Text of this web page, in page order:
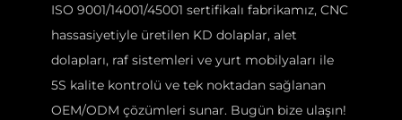
ISO 9001/14001/45001 sertifikalı fabrikamız, CNC
hassasiyetiyle üretilen KD dolaplar, alet
dolapları, raf sistemleri ve yurt mobilyaları ile
5S kalite kontrolü ve tek noktadan sağlanan
OEM/ODM çözümleri sunar. Bugün bize ulaşın!